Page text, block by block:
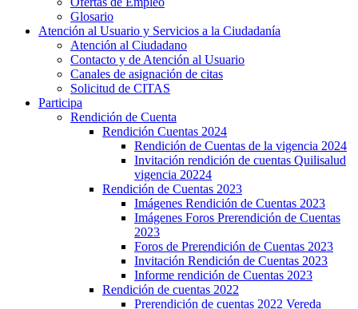
Glosario
Atención al Usuario y Servicios a la Ciudadanía
Atención al Ciudadano
Contacto y de Atención al Usuario
Canales de asignación de citas
Solicitud de CITAS
Participa
Rendición de Cuenta
Rendición Cuentas 2024
Rendición de Cuentas de la vigencia 2024
Invitación rendición de cuentas Quilisalud
vigencia 20224
Rendición de Cuentas 2023
Imágenes Rendición de Cuentas 2023
Imágenes Foros Prerendición de Cuentas
2023
Foros de Prerendición de Cuentas 2023
Invitación Rendición de Cuentas 2023
Informe rendición de Cuentas 2023
Rendición de cuentas 2022
Prerendición de cuentas 2022 Vereda